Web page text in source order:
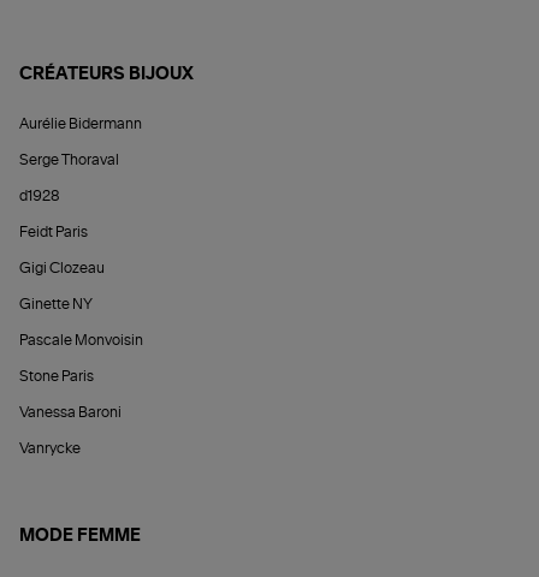
CRÉATEURS BIJOUX
Aurélie Bidermann
Serge Thoraval
d1928
Feidt Paris
Gigi Clozeau
Ginette NY
Pascale Monvoisin
Stone Paris
Vanessa Baroni
Vanrycke
MODE FEMME